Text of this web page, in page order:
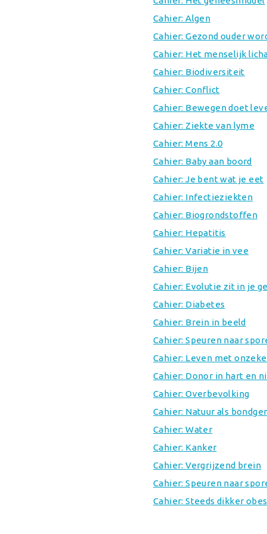
Cahier: Algen
Cahier: Gezond ouder
Cahier: Het menselijk
Cahier: Biodiversiteit
Cahier: Conflict
Cahier: Bewegen doet
Cahier: Ziekte van lyme
Cahier: Mens 2.0
Cahier: Baby aan boord
Cahier: Je bent wat je eet
Cahier: Infectieziekten
Cahier: Biogrondstoffen
Cahier: Hepatitis
Cahier: Variatie in vee
Cahier: Bijen
Cahier: Evolutie zit in je
Cahier: Diabetes
Cahier: Brein in beeld
Cahier: Speuren naar
Cahier: Leven met
Cahier: Donor in hart en
Cahier: Overbevolking
Cahier: Natuur als
Cahier: Water
Cahier: Kanker
Cahier: Vergrijzend brein
Cahier: Speuren naar
Cahier: Steeds dikker